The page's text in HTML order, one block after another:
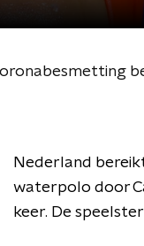
Nederland
waterpolo door
keer. De